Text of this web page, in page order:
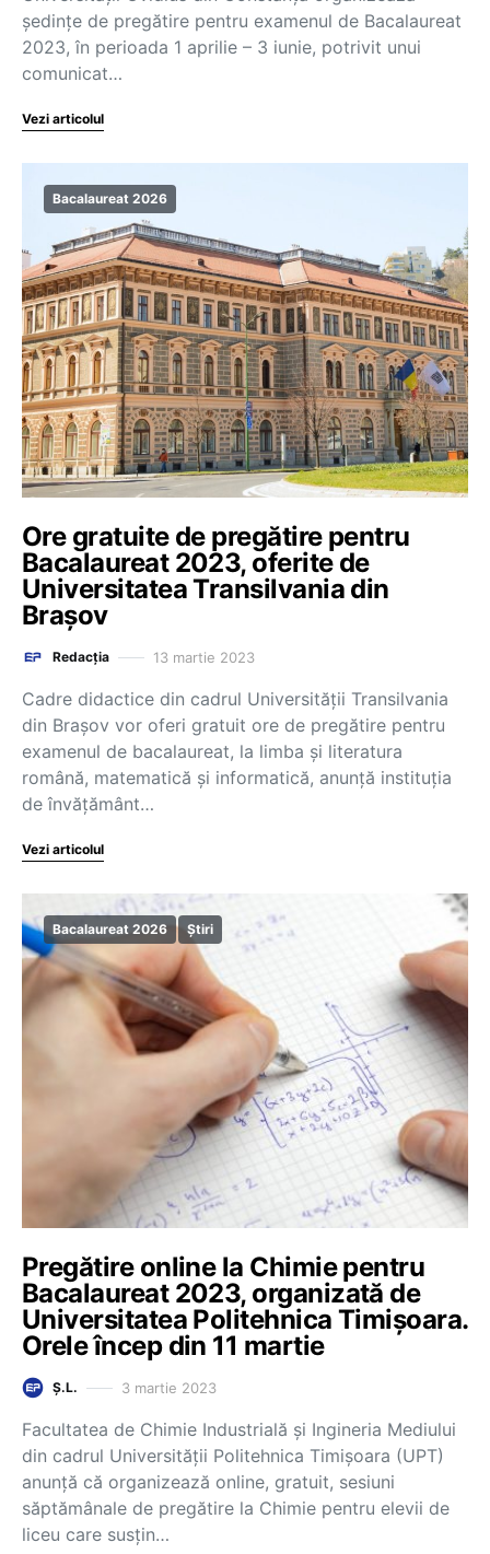
ședințe de pregătire pentru examenul de Bacalaureat
2023, în perioada 1 aprilie – 3 iunie, potrivit unui
comunicat…
Vezi articolul
Bacalaureat 2026
Ore gratuite de pregătire pentru
Bacalaureat 2023, oferite de
Universitatea Transilvania din
Brașov
Redacția 13 martie 2023
Cadre didactice din cadrul Universității Transilvania
din Brașov vor oferi gratuit ore de pregătire pentru
examenul de bacalaureat, la limba și literatura
română, matematică și informatică, anunță instituția
de învățământ…
Vezi articolul
Bacalaureat 2026 Știri
Pregătire online la Chimie pentru
Bacalaureat 2023, organizată de
Universitatea Politehnica Timișoara.
Orele încep din 11 martie
Ș.L. 3 martie 2023
Facultatea de Chimie Industrială și Ingineria Mediului
din cadrul Universității Politehnica Timișoara (UPT)
anunță că organizează online, gratuit, sesiuni
săptămânale de pregătire la Chimie pentru elevii de
liceu care susțin…